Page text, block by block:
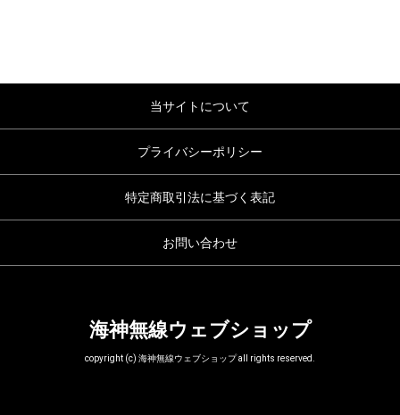
当サイトについて
プライバシーポリシー
特定商取引法に基づく表記
お問い合わせ
海神無線ウェブショップ
copyright (c) 海神無線ウェブショップ all rights reserved.